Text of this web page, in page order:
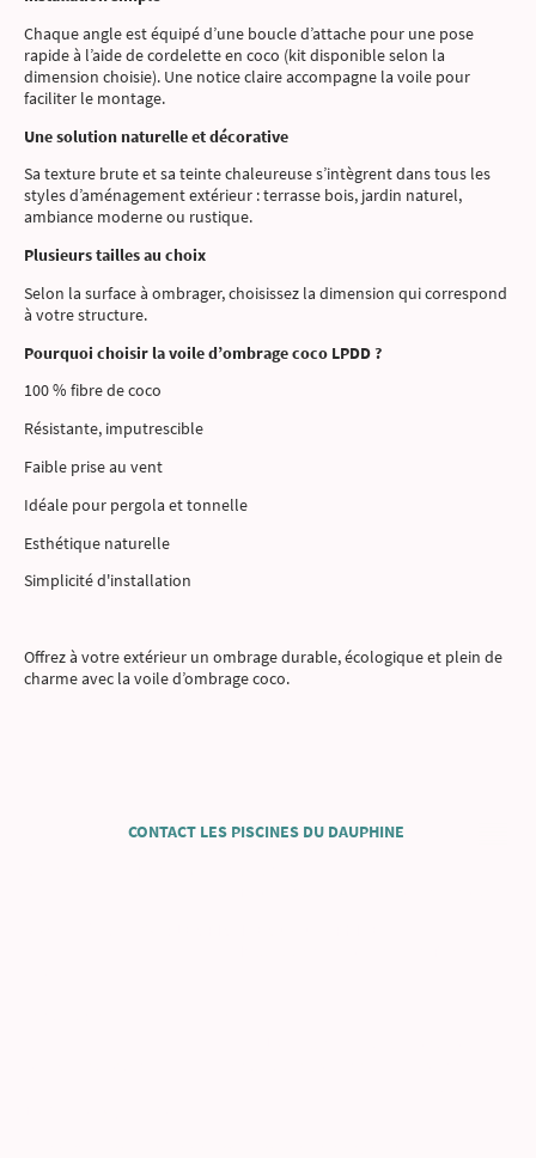
Chaque angle est équipé d’une boucle d’attache pour une pose
rapide à l’aide de cordelette en coco (kit disponible selon la
dimension choisie). Une notice claire accompagne la voile pour
faciliter le montage.
Une solution naturelle et décorative
Sa texture brute et sa teinte chaleureuse s’intègrent dans tous les
styles d’aménagement extérieur : terrasse bois, jardin naturel,
ambiance moderne ou rustique.
Plusieurs tailles au choix
Selon la surface à ombrager, choisissez la dimension qui correspond
à votre structure.
Pourquoi choisir la voile d’ombrage coco LPDD ?
100 % fibre de coco
Résistante, imputrescible
Faible prise au vent
Idéale pour pergola et tonnelle
Esthétique naturelle
Simplicité d'installation
Offrez à votre extérieur un ombrage durable, écologique et plein de
charme avec la voile d’ombrage coco.
CONTACT LES PISCINES DU DAUPHINE